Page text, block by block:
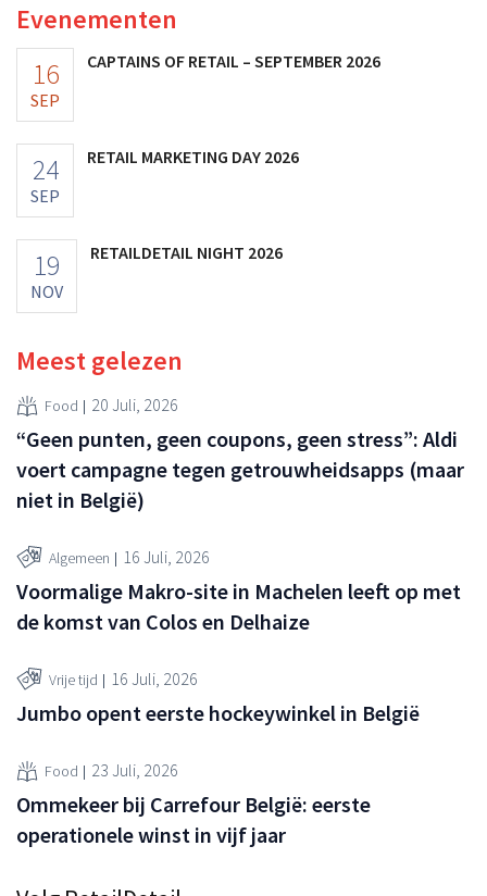
Evenementen
16
SEP
CAPTAINS OF RETAIL – SEPTEMBER 2026
24
SEP
RETAIL MARKETING DAY 2026
19
NOV
RETAILDETAIL NIGHT 2026
Meest gelezen
Food 20 Juli, 2026
“Geen punten, geen coupons, geen stress”: Aldi
voert campagne tegen getrouwheidsapps (maar
niet in België)
Algemeen 16 Juli, 2026
Voormalige Makro-site in Machelen leeft op met
de komst van Colos en Delhaize
Vrije tijd 16 Juli, 2026
Jumbo opent eerste hockeywinkel in België
Food 23 Juli, 2026
Ommekeer bij Carrefour België: eerste
operationele winst in vijf jaar